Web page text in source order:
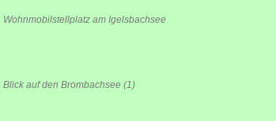
Wohnmobilstellplatz am Igelsbachsee
Blick auf den Brombachsee (1)